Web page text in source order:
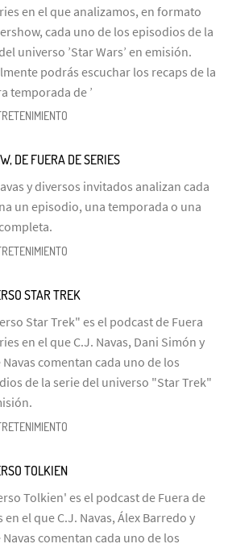
en el que analizamos, en formato
cada uno de los episodios de la
universo ’Star Wars’ en emisión.
podrás escuchar los recaps de la
temporada de ’
DE FUERA DE SERIES
y diversos invitados analizan cada
un episodio, una temporada o una
STAR TREK
Star Trek" es el podcast de Fuera
en el que C.J. Navas, Dani Simón y
comentan cada uno de los
de la serie del universo "Star Trek"
TOLKIEN
Tolkien' es el podcast de Fuera de
en el que C.J. Navas, Álex Barredo y
comentan cada uno de los